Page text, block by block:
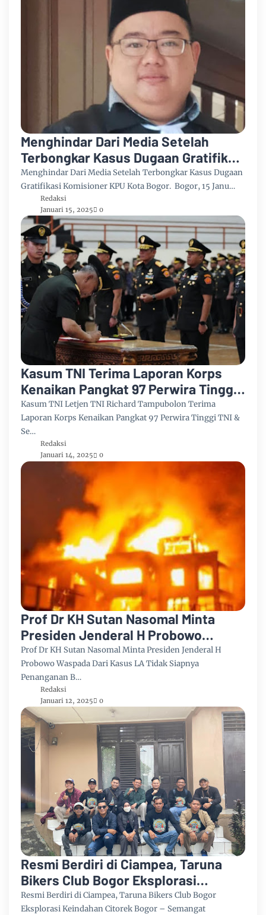
Menghindar Dari Media Setelah
Terbongkar Kasus Dugaan Gratifikasi
Komisioner KPU Kota Bogor
Menghindar Dari Media Setelah Terbongkar Kasus Dugaan
Gratifikasi Komisioner KPU Kota Bogor. Bogor, 15 Janu…
Redaksi
Januari 15, 2025
0
Kasum TNI Terima Laporan Korps
Kenaikan Pangkat 97 Perwira Tinggi
Tinggi di Mabes TNI
Kasum TNI Letjen TNI Richard Tampubolon Terima
Laporan Korps Kenaikan Pangkat 97 Perwira Tinggi TNI &
Se…
Redaksi
Januari 14, 2025
0
Prof Dr KH Sutan Nasomal Minta
Presiden Jenderal H Probowo
Waspada Dari Kasus LA Tidak
Siapnya Penanganan Bahaya
Kebakaran Alam Indonesia
Prof Dr KH Sutan Nasomal Minta Presiden Jenderal H
Probowo Waspada Dari Kasus LA Tidak Siapnya
Penanganan B…
Redaksi
Januari 12, 2025
0
Resmi Berdiri di Ciampea, Taruna
Bikers Club Bogor Eksplorasi
Keindahan Citorek
Resmi Berdiri di Ciampea, Taruna Bikers Club Bogor
Eksplorasi Keindahan Citorek Bogor – Semangat